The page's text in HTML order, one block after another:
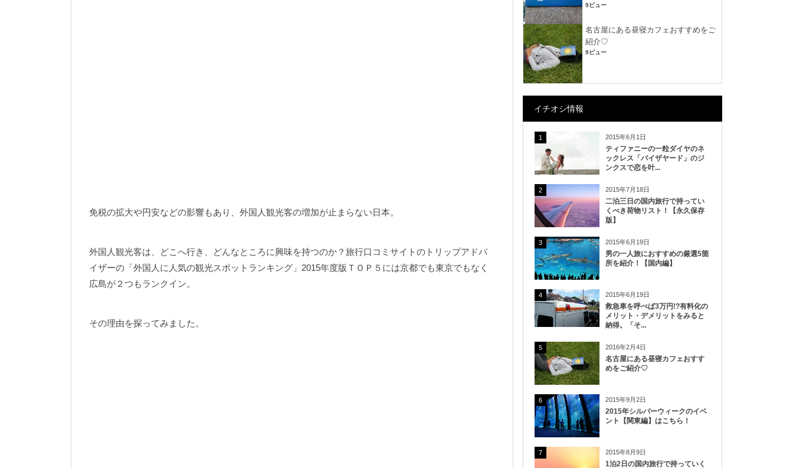
免税の拡大や円安などの影響もあり、外国人観光客の増加が止まらない日本。
外国人観光客は、どこへ行き、どんなところに興味を持つのか？旅行口コミサイトのトリップアドバ
イザーの「外国人に人気の観光スポットランキング」2015年度版ＴＯＰ５には京都でも東京でもなく
広島が２つもランクイン。
その理由を探ってみました。
9ビュー
名古屋にある昼寝カフェおすすめをご
紹介♡
9ビュー
イチオシ情報
1 2015年6月1日
ティファニーの一粒ダイヤのネ
ックレス「バイザヤード」のジ
ンクスで恋を叶...
2 2015年7月18日
二泊三日の国内旅行で持ってい
くべき荷物リスト！【永久保存
版】
3 2015年6月19日
男の一人旅におすすめの厳選5箇
所を紹介！【国内編】
4 2015年6月19日
救急車を呼べば3万円!?有料化の
メリット・デメリットをみると
納得。「そ...
5 2016年2月4日
名古屋にある昼寝カフェおすす
めをご紹介♡
6 2015年9月2日
2015年シルバーウィークのイベ
ント【関東編】はこちら！
7 2015年8月9日
1泊2日の国内旅行で持っていく